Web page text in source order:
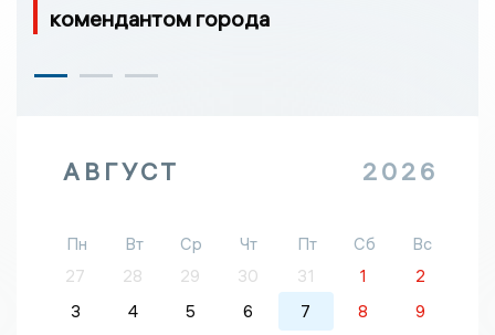
комендантом города
АВГУСТ 2026
Пн Вт Ср Чт Пт Сб
Вс
27
28 29 30 31 1
2
3
4 5 6 7 8
9